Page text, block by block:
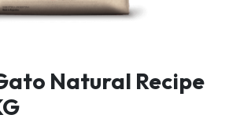
Natural Recipe